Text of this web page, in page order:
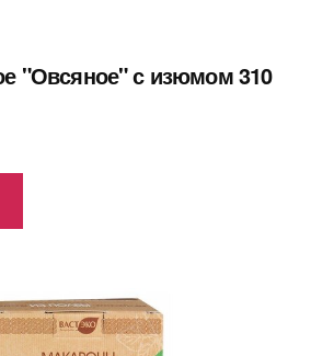
"Овсяное" с изюмом 310